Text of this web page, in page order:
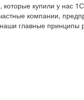
купили у нас
компании,
главные принципы